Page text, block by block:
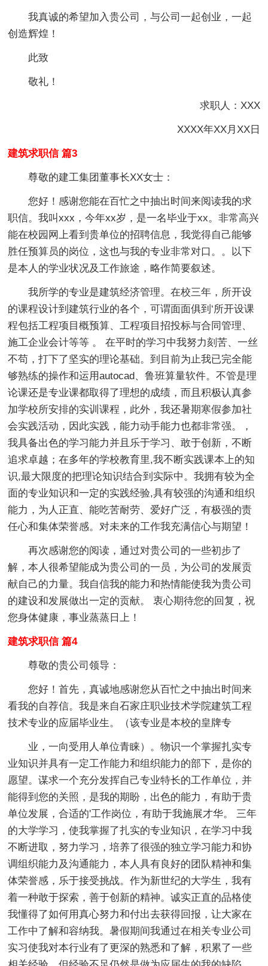
我真诚的希望加入贵公司，与公司一起创业，一起
创造辉煌！
此致
敬礼！
求职人：XXX
XXXX年XX月XX日
建筑求职信 篇3
尊敬的建工集团董事长XX女士：
您好！感谢您能在百忙之中抽出时间来阅读我的求
职信。我叫xxx，今年xx岁，是一名毕业于xx。非常高兴
能在校园网上看到贵单位的招聘信息，我觉得自己能够
胜任预算员的岗位，这也与我的专业非常对口。。以下
是本人的学业状况及工作旅途，略作简要叙述。
我所学的专业是建筑经济管理。在校三年，所开设
的课程设计到建筑行业的各个，可谓面面俱到‘所开设课
程包括工程项目概预算、工程项目招投标与合同管理、
施工企业会计等等 。 在平时的学习中我努力刻苦、一丝
不苟，打下了坚实的理论基础。到目前为止我已完全能
够熟练的操作和运用autocad、鲁班算量软件。不管是理
论课还是专业课都取得了理想的成绩，而且积极认真参
加学校所安排的实训课程，此外，我还暑期寒假参加社
会实践活动，因此实践，能力动手能力也都非常强。，
我具备出色的学习能力并且乐于学习、敢于创新，不断
追求卓越；在多年的学校教育里,我不断实践课本上的知
识,最大限度的把理论知识结合到实际中。我拥有较为全
面的专业知识和一定的实践经验,具有较强的沟通和组织
能力，为人正直、能吃苦耐劳、爱好广泛，有极强的责
任心和集体荣誉感。对未来的工作我充满信心与期望！
再次感谢您的阅读，通过对贵公司的一些初步了
解，本人很希望能成为贵公司的一员，为公司的发展贡
献自己的力量。我自信我的能力和热情能使我为贵公司
的建设和发展做出一定的贡献。 衷心期待您的回复，祝
您身体健康，事业蒸蒸日上！
建筑求职信 篇4
尊敬的贵公司领导：
您好！首先，真诚地感谢您从百忙之中抽出时间来
看我的自荐信。我是来自石家庄职业技术学院建筑工程
技术专业的应届毕业生。（该专业是本校的皇牌专
业，一向受用人单位青睐）。物识一个掌握扎实专
业知识并具有一定工作能力和组织能力的部下，是你的
愿望。谋求一个充分发挥自己专业特长的工作单位，并
能得到您的关照，是我的期盼，出色的能力，有助于贵
单位发展，合适的'工作岗位，有助于我施展才华。 三年
的大学学习，使我掌握了扎实的专业知识，在学习中我
不断进取，努力学习，培养了很强的独立学习能力和协
调组织能力及沟通能力，本人具有良好的团队精神和集
体荣誉感，乐于接受挑战。作为新世纪的大学生，我有
着一种敢于探索，善于创新的精神。诚实正直的品格使
我懂得了如何用真心努力和付出去获得回报，让大家在
工作中了解和容纳我。暑假期间我通过在相关专业公司
实习使我对本行业有了更深的熟悉和了解，积累了一些